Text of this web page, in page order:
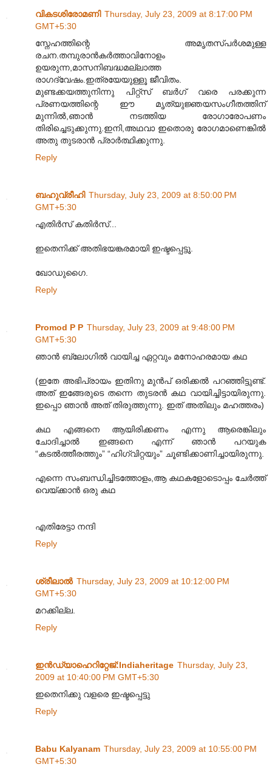
വികടശിരോമണി Thursday, July 23, 2009 at 8:17:00 PM
GMT+5:30
സ്നേഹത്തിന്റെ അമൃതസ്പർശമുള്ള
രചന.തമ്പുരാൻ‌കർത്താവിനോളം
ഉയരുന്ന,മാസനിബദ്ധമല്ലാത്ത
രാഗദ്വേഷം.ഇത്രയേയുള്ളൂ ജീവിതം.
മുണ്ടക്കയത്തുനിന്നു പിറ്റ്സ് ബർഗ് വരെ പരക്കുന്ന
പ്രണയത്തിന്റെ ഈ മൃത്യുജ്ഞയസംഗീതത്തിന്
മുന്നിൽ,ഞാൻ നടത്തിയ രോഗാരോപണം
തിരിച്ചെടുക്കുന്നു.ഇനി,അഥവാ ഇതൊരു രോഗമാണെങ്കിൽ
അതു തുടരാൻ പ്രാർത്ഥിക്കുന്നു.
Reply
ബഹുവ്രീഹി Thursday, July 23, 2009 at 8:50:00 PM
GMT+5:30
എതിർസ് കതിർസ്...
ഇതെനിക്ക് അതിഭയങ്കരമായി ഇഷ്ടപ്പെട്ടൂ.
ഖോഡുഗൈ.
Reply
Promod P P Thursday, July 23, 2009 at 9:48:00 PM
GMT+5:30
ഞാൻ ബ്ലോഗിൽ വായിച്ച ഏറ്റവും മനോഹരമായ കഥ
(ഇതേ അഭിപ്രായം ഇതിനു മുൻപ് ഒരിക്കൽ പറഞ്ഞിട്ടുണ്ട്.
അത് ഇങ്ങേരുടെ തന്നെ തുടരൻ കഥ വായിച്ചിട്ടായിരുന്നു.
ഇപ്പൊ ഞാൻ അത് തിരുത്തുന്നു. ഇത് അതിലും മഹത്തരം)
കഥ എങ്ങനെ ആയിരിക്കണം എന്നു ആരെങ്കിലും
ചോദിച്ചാൽ ഇങ്ങനെ എന്ന് ഞാൻ പറയുക
“കടൽത്തീരത്തും” “ഹിഗ്വിറ്റയും” ചൂണ്ടിക്കാണിച്ചായിരുന്നു.
എന്നെ സംബന്ധിച്ചിടത്തോളം,ആ കഥകളോടൊപ്പം ചേർത്ത്
വെയ്ക്കാൻ ഒരു കഥ
എതിരേട്ടാ നന്ദി
Reply
ശ്രീലാല്‍ Thursday, July 23, 2009 at 10:12:00 PM
GMT+5:30
മറക്കില്ല.
Reply
ഇന്‍ഡ്യാഹെറിറ്റേജ്‌:Indiaheritage Thursday, July 23,
2009 at 10:40:00 PM GMT+5:30
ഇതെനിക്കു വളരെ ഇഷ്ടപ്പെട്ടു
Reply
Babu Kalyanam Thursday, July 23, 2009 at 10:55:00 PM
GMT+5:30